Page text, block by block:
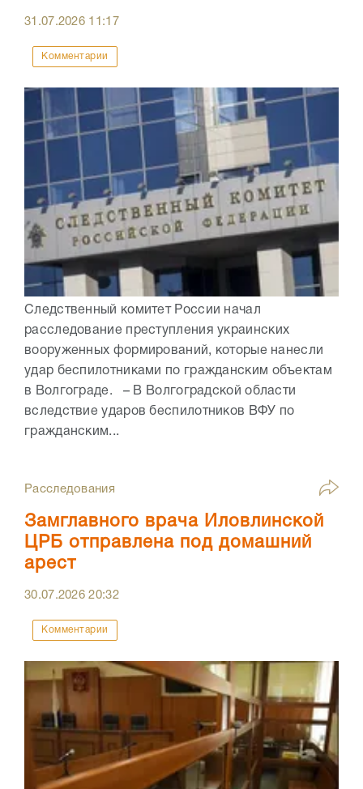
31.07.2026 11:17
Комментарии
Следственный комитет России начал
расследование преступления украинских
вооруженных формирований, которые нанесли
удар беспилотниками по гражданским объектам
в Волгограде. – В Волгоградской области
вследствие ударов беспилотников ВФУ по
гражданским...
Расследования
Замглавного врача Иловлинской
ЦРБ отправлена под домашний
арест
30.07.202620:32
Комментарии